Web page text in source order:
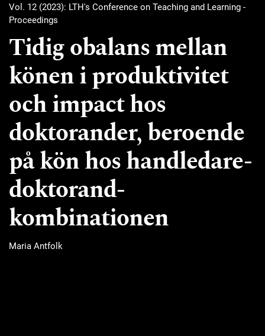
Vol. 12 (2023): LTH's Conference on Teaching and Learning -
Proceedings
Tidig obalans mellan
könen i produktivitet
och impact hos
doktorander, beroende
på kön hos handledare-
doktorand-
kombinationen
Maria Antfolk